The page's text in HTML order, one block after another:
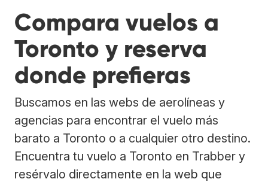
Compara vuelos a
Toronto y reserva
donde prefieras
Buscamos en las webs de aerolíneas y
agencias para encontrar el vuelo más
barato a Toronto o a cualquier otro destino.
Encuentra tu vuelo a Toronto en Trabber y
resérvalo directamente en la web que